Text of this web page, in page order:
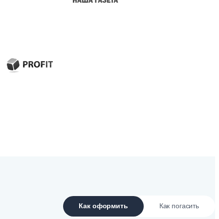
Как оформить Как погасить